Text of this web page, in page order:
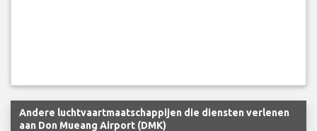
Andere luchtvaartmaatschappijen die diensten verlenen
aan Don Mueang Airport (DMK)